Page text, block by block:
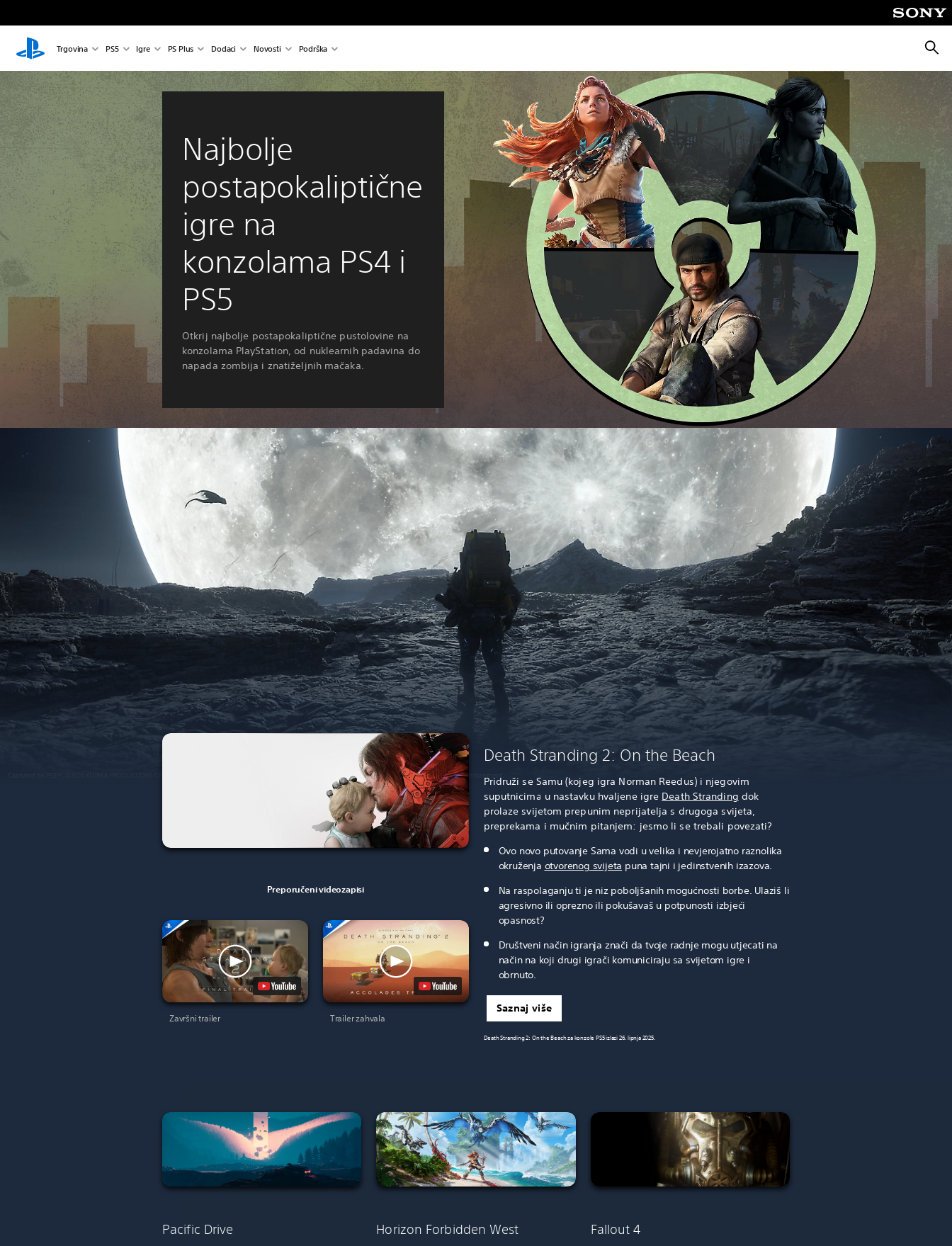
Trgovina PS5 Igre PS Plus Dodaci Novosti Podrška
Najbolje
postapokaliptične
igre na
konzolama PS4 i
PS5
Otkrij najbolje postapokaliptične pustolovine na
konzolama PlayStation, od nuklearnih padavina do
napada zombija i znatiželjnih mačaka.
Preporučeni videozapisi
Završni trailer Trailer zahvala
Death Stranding 2: On the Beach
Pridruži se Samu (kojeg igra Norman Reedus) i njegovim
suputnicima u nastavku hvaljene igre Death Stranding dok
prolaze svijetom prepunim neprijatelja s drugoga svijeta,
preprekama i mučnim pitanjem: jesmo li se trebali povezati?
Ovo novo putovanje Sama vodi u velika i nevjerojatno raznolika
okruženja otvorenog svijeta puna tajni i jedinstvenih izazova.
Na raspolaganju ti je niz poboljšanih mogućnosti borbe. Ulaziš li
agresivno ili oprezno ili pokušavaš u potpunosti izbjeći
opasnost?
Društveni način igranja znači da tvoje radnje mogu utjecati na
način na koji drugi igrači komuniciraju sa svijetom igre i
obrnuto.
Saznaj više
Death Stranding 2: On the Beach za konzole PS5 izlazi 26. lipnja 2025.
Pacific Drive Horizon Forbidden West Fallout 4